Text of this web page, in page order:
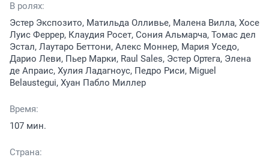
В ролях:
Эстер Экспозито, Матильда Олливье, Малена Вилла, Хосе
Луис Феррер, Клаудия Росет, Сония Альмарча, Томас дел
Эстал, Лаутаро Беттони, Алекс Моннер, Мария Уседо,
Дарио Леви, Пьер Марки, Raul Sales, Эстер Ортега, Элена
де Апраис, Хулия Ладагноус, Педро Риси, Miguel
Belaustegui, Хуан Пабло Миллер
Время:
107 мин.
Страна: